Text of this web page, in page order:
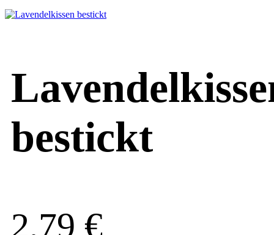
bestickt
2,79 €